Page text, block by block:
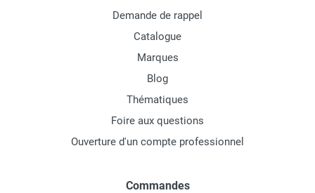
Demande de rappel
Catalogue
Marques
Blog
Thématiques
Foire aux questions
Ouverture d'un compte professionnel
Commandes